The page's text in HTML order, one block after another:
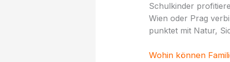
Schulkinder
Wien oder Prag
punktet mit Natur,
Wohin können